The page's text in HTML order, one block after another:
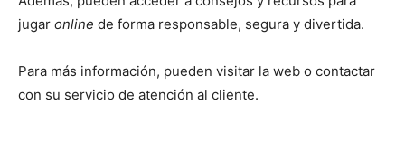
jugar online de forma responsable, segura y divertida.
Para más información, pueden visitar la web o contactar
con su servicio de atención al cliente.